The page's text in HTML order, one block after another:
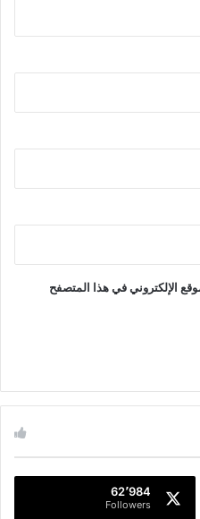
الإلكتروني في هذا المتصفح
62٬984
Followers